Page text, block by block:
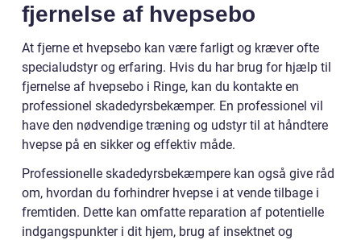
fjernelse af hvepsebo
At fjerne et hvepsebo kan være farligt og kræver ofte
specialudstyr og erfaring. Hvis du har brug for hjælp til
fjernelse af hvepsebo i Ringe, kan du kontakte en
professionel skadedyrsbekæmper. En professionel vil
have den nødvendige træning og udstyr til at håndtere
hvepse på en sikker og effektiv måde.
Professionelle skadedyrsbekæmpere kan også give råd
om, hvordan du forhindrer hvepse i at vende tilbage i
fremtiden. Dette kan omfatte reparation af potentielle
indgangspunkter i dit hjem, brug af insektnet og